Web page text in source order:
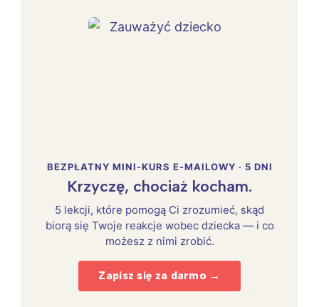
BEZPŁATNY MINI-KURS E-MAILOWY · 5 DNI
Krzyczę, chociaż kocham.
5 lekcji, które pomogą Ci zrozumieć, skąd
biorą się Twoje reakcje wobec dziecka — i co
możesz z nimi zrobić.
Zapisz się za darmo →